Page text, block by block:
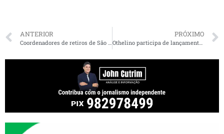
ANTERIOR
Coordenadores de retiros de São Luís participam de reunião
PRÓXIMO
Othelino participa de lançamento de obras em Pinheiro